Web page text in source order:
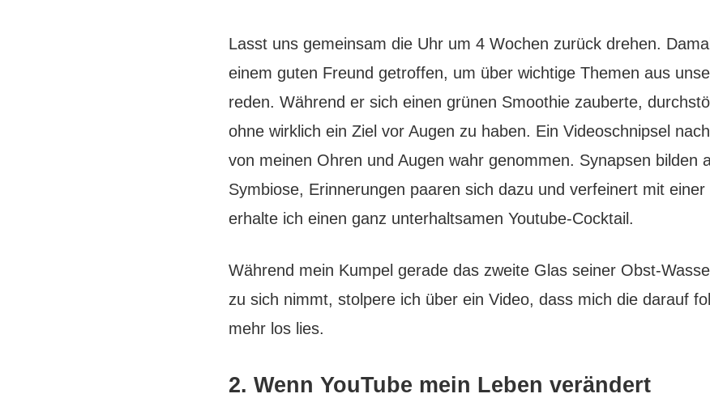
Lasst uns gemeinsam die Uhr um 4 Wochen zurück drehen.
einem guten Freund getroffen, um über wichtige Themen aus
reden. Während er sich einen grünen Smoothie zauberte,
ohne wirklich ein Ziel vor Augen zu haben. Ein Videoschnipsel
von meinen Ohren und Augen wahr genommen. Synapsen bilden
Symbiose, Erinnerungen paaren sich dazu und verfeinert mit einer
erhalte ich einen ganz unterhaltsamen Youtube-Cocktail.
Während mein Kumpel gerade das zweite Glas seiner Obst-
zu sich nimmt, stolpere ich über ein Video, dass mich die darauf
mehr los lies.
2. Wenn YouTube mein Leben verändert